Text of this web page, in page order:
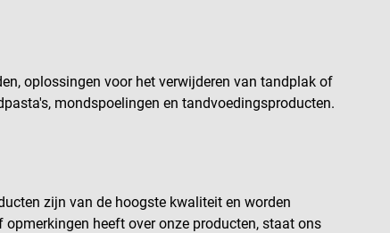
oplossingen voor het verwijderen van tandplak of
mondspoelingen en tandvoedingsproducten.
zijn van de hoogste kwaliteit en worden
heeft over onze producten, staat ons